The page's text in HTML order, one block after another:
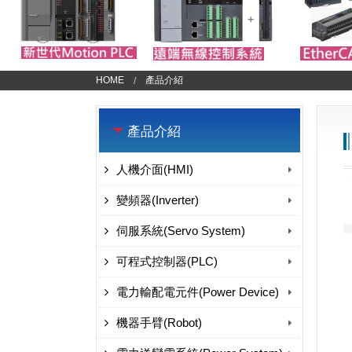
HOME 產品介紹
產品介紹
人機介面(HMI)
變頻器(Inverter)
伺服系統(Servo System)
可程式控制器(PLC)
電力輸配電元件(Power Device)
機器手臂(Robot)